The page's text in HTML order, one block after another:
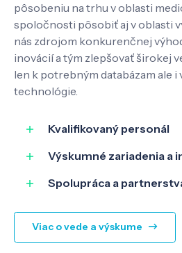
pôsobeniu na trhu v oblasti
spoločnosti pôsobiť aj v oblasti
nás zdrojom konkurenčnej
inovácií a tým zlepšovať širokej
len k potrebným databázam ale i
technológie.
Kvalifikovaný personál
Výskumné zariadenia a
Spolupráca a
Viac o vede a výskume